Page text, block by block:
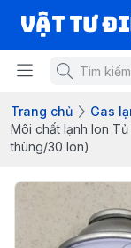
VẬT TƯ
Trang chủ
Gas
Môi chất lạnh lon Tủ
thùng/30 lon)